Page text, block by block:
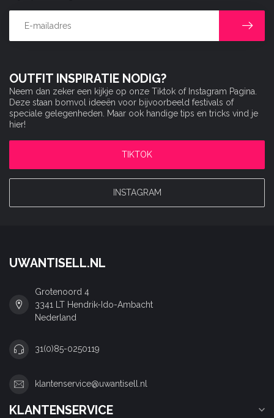
OUTFIT INSPIRATIE NODIG?
Neem dan zeker een kijkje op onze Tiktok of Instagram Pagina.
Deze staan bomvol ideeën voor bijvoorbeeld festivals of
speciale gelegenheden. Maar ook handige tips en tricks vind je
hier!
TIKTOK
INSTAGRAM
UWANTISELL.NL
Grotenoord 4
3341 LT Hendrik-Ido-Ambacht
Nederland
31(0)85-0250119
klantenservice@uwantisell.nl
KLANTENSERVICE